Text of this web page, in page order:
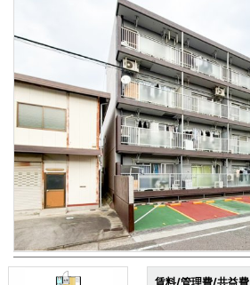
賃料/管理費/共益費